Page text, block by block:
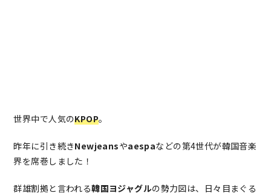
世界中で人気のKPOP。
昨年に引き続きNewjeansやaespaなどの第4世代が韓国音楽
界を席巻しました！
群雄割拠と言われる韓国ヨジャグルの勢力図は、日々目まぐる